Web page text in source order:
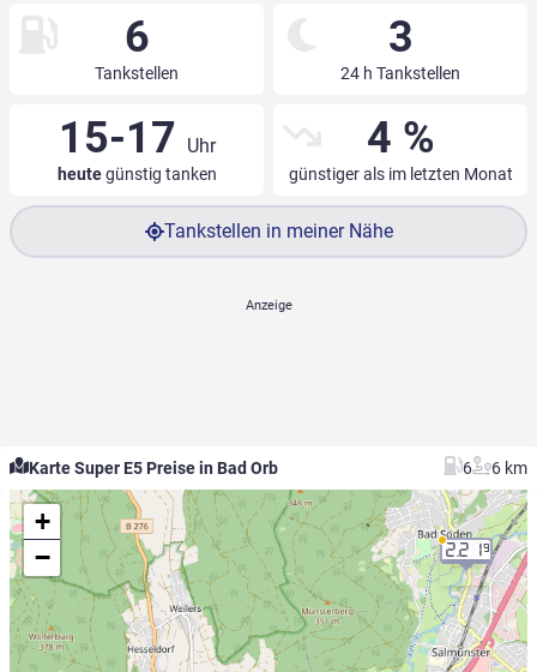
6
Tankstellen
3
24 h Tankstellen
15-17 Uhr
heutegünstig tanken
4 %
günstiger als im letzten Monat
Tankstellen in meiner Nähe
Karte Super E5 Preise in Bad Orb 6 6 km
2.219
+
−